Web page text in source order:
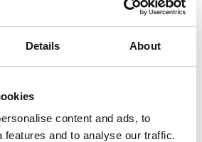
Details About
content and ads, to
features and to analyse our traffic.
1 870